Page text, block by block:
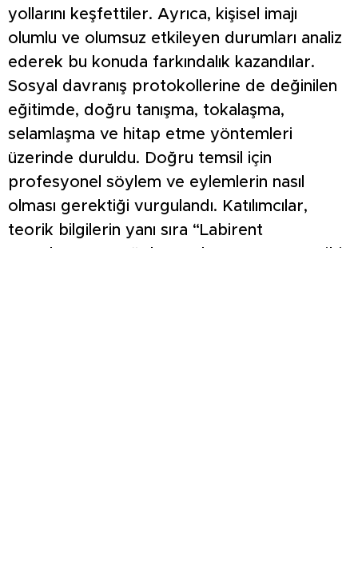
yollarını keşfettiler. Ayrıca, kişisel imajı
olumlu ve olumsuz etkileyen durumları analiz
ederek bu konuda farkındalık kazandılar.
Sosyal davranış protokollerine de değinilen
eğitimde, doğru tanışma, tokalaşma,
selamlaşma ve hitap etme yöntemleri
üzerinde duruldu. Doğru temsil için
profesyonel söylem ve eylemlerin nasıl
olması gerektiği vurgulandı. Katılımcılar,
teorik bilgilerin yanı sıra “Labirent